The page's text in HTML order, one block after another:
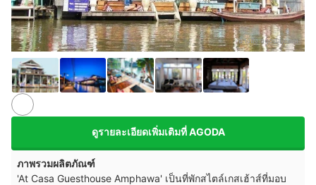
อ้างอิง:agoda.com
ดูรายละเอียดเพิ่มเติมที่ AGODA
ภาพรวมผลิตภัณฑ์
'At Casa Guesthouse Amphawa' เป็นที่พักสไตล์เกสเฮ้าส์ที่มอบ